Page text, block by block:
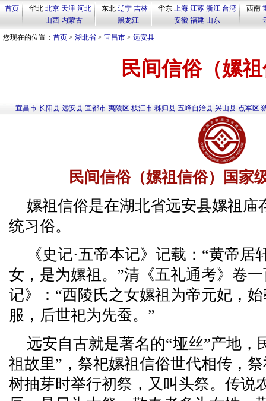
首页 华北 北京 天津 河北
山西 内蒙古
东北 辽宁 吉林
黑龙江
华东 上海 江苏 浙江 台湾
安徽 福建 山东
西南
您现在的位置： 首页 > 湖北省 > 宜昌市 > 远安县
民间信俗（嫘
宜昌市 长阳县 远安县 宜都市 夷陵区 枝江市 秭归县 五峰自治县 兴山县 点军区
民间信俗（嫘祖信俗）国家
嫘祖信俗是在湖北省远安县嫘祖庙
统习俗。
《史记·五帝本记》记载：“黄帝
女，是为嫘祖。”清《五礼通考》卷
记》：“西陵氏之女嫘祖为帝元妃，
服，后世祀为先蚕。”
远安自古就是著名的“垭丝”产地，
祖故里”，祭祀嫘祖信俗世代相传，
树抽芽时举行初祭，又叫头祭。传说